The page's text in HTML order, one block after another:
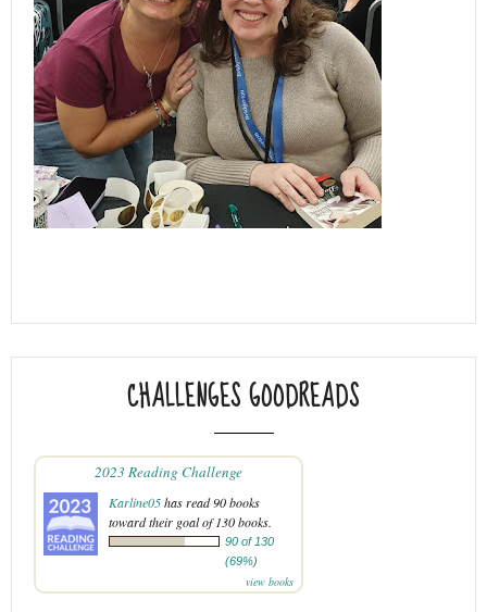
CHALLENGES GOODREADS
2023 Reading Challenge
Karline05has read 90 books
toward their goal of 130 books.
90 of 130
(69%)
view books